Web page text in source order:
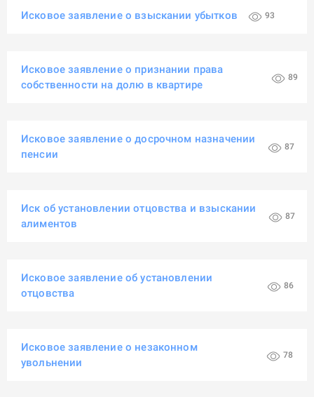
Исковое заявление о взыскании убытков 93
Исковое заявление о признании права
собственности на долю в квартире
89
Исковое заявление о досрочном назначении
пенсии
87
Иск об установлении отцовства и взыскании
алиментов
87
Исковое заявление об установлении
отцовства
86
Исковое заявление о незаконном
увольнении
78